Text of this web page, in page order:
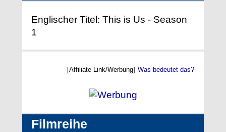
Englischer Titel: This is Us - Season
1
[Affiliate-Link/Werbung] Was bedeutet das?
Filmreihe